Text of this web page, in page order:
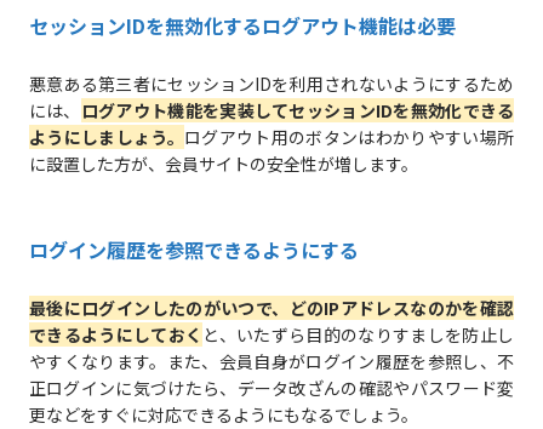
セッションIDを無効化するログアウト機能は必要
悪意ある第三者にセッションIDを利用されないようにするため
には、 ログアウト機能を実装してセッションIDを無効化できる
ようにしましょう。 ログアウト用のボタンはわかりやすい場所
に設置した方が、会員サイトの安全性が増します。
ログイン履歴を参照できるようにする
最後にログインしたのがいつで、どのIPアドレスなのかを確認
できるようにしておく と、いたずら目的のなりすましを防止し
やすくなります。また、会員自身がログイン履歴を参照し、不
正ログインに気づけたら、データ改ざんの確認やパスワード変
更などをすぐに対応できるようにもなるでしょう。